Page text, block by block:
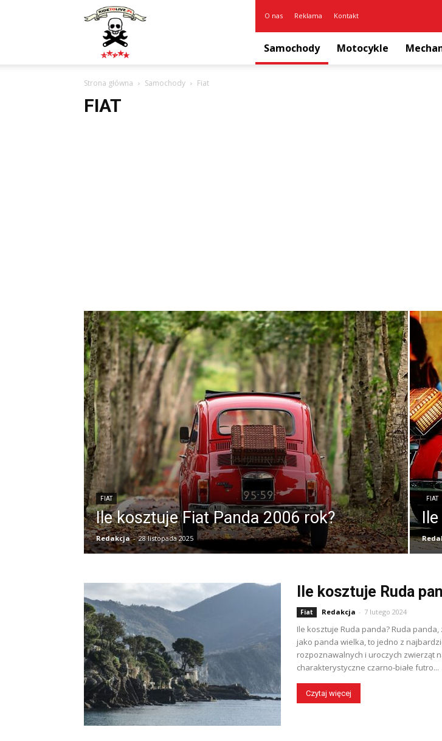
RideToLive.pl
O nas Reklama Kontakt
Samochody Motocykle
Strona główna Samochody Fiat
FIAT
FIAT
Ile kosztuje Fiat Panda 2006 rok?
Redakcja - 28 listopada 2025
FIAT
Ile kosztuje Ruda
Fiat Redakcja - 7 lutego 2024
Ile kosztuje Ruda panda? Ruda
jako panda wielka, to jedno z
rozpoznawalnych i uroczych zwierząt
charakterystyczne czarno-białe futro...
Czytaj więcej